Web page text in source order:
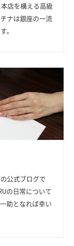
店を構える高級
ナは銀座の一流
。
公式ブログで
の日常について
助となれば幸い